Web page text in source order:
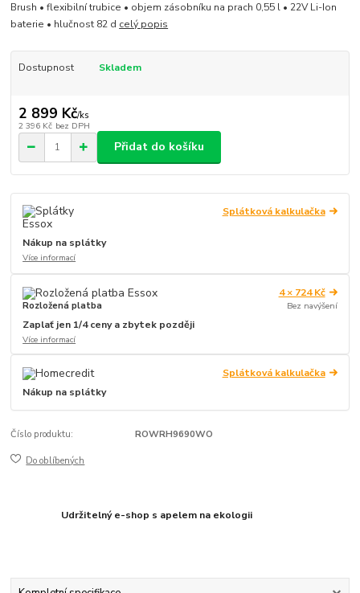
Brush • flexibilní trubice • objem zásobníku na prach 0,55 l • 22V Li-Ion
baterie • hlučnost 82 d celý popis
Dostupnost Skladem
2 899 Kč/ks
2 396 Kč bez DPH
Přidat do košíku
Splátková kalkulačka
Nákup na splátky
Více informací
Rozložená platba
4 × 724 Kč
Bez navýšení
Zaplať jen 1/4 ceny a zbytek později
Více informací
Splátková kalkulačka
Nákup na splátky
Číslo produktu: ROWRH9690WO
Do oblíbených
Udržitelný e-shop s apelem na ekologii